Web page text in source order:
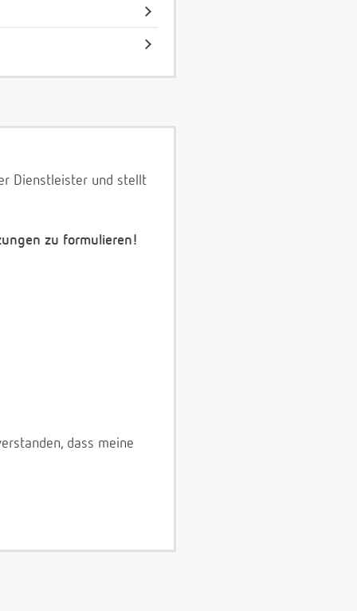
Dienstleister und stellt
zu formulieren!
dass meine